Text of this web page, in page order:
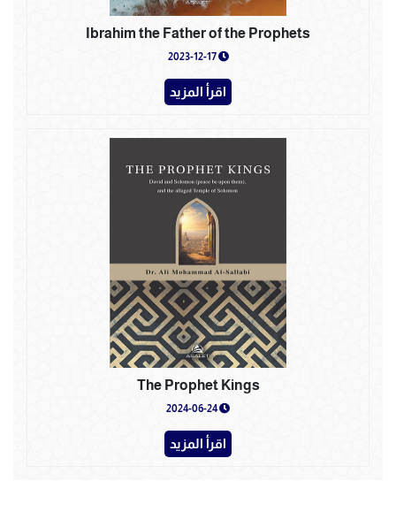
Ibrahim the Father of the Prophets
2023-12-17
اقرأ المزيد
The Prophet Kings
2024-06-24
اقرأ المزيد